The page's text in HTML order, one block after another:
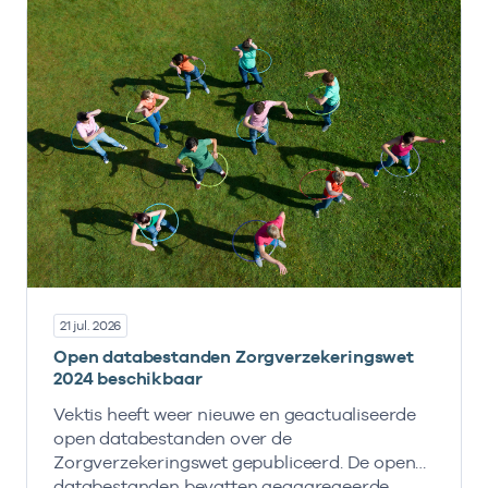
21 jul. 2026
Open databestanden Zorgverzekeringswet
2024 beschikbaar
Vektis heeft weer nieuwe en geactualiseerde
open databestanden over de
Zorgverzekeringswet gepubliceerd. De open